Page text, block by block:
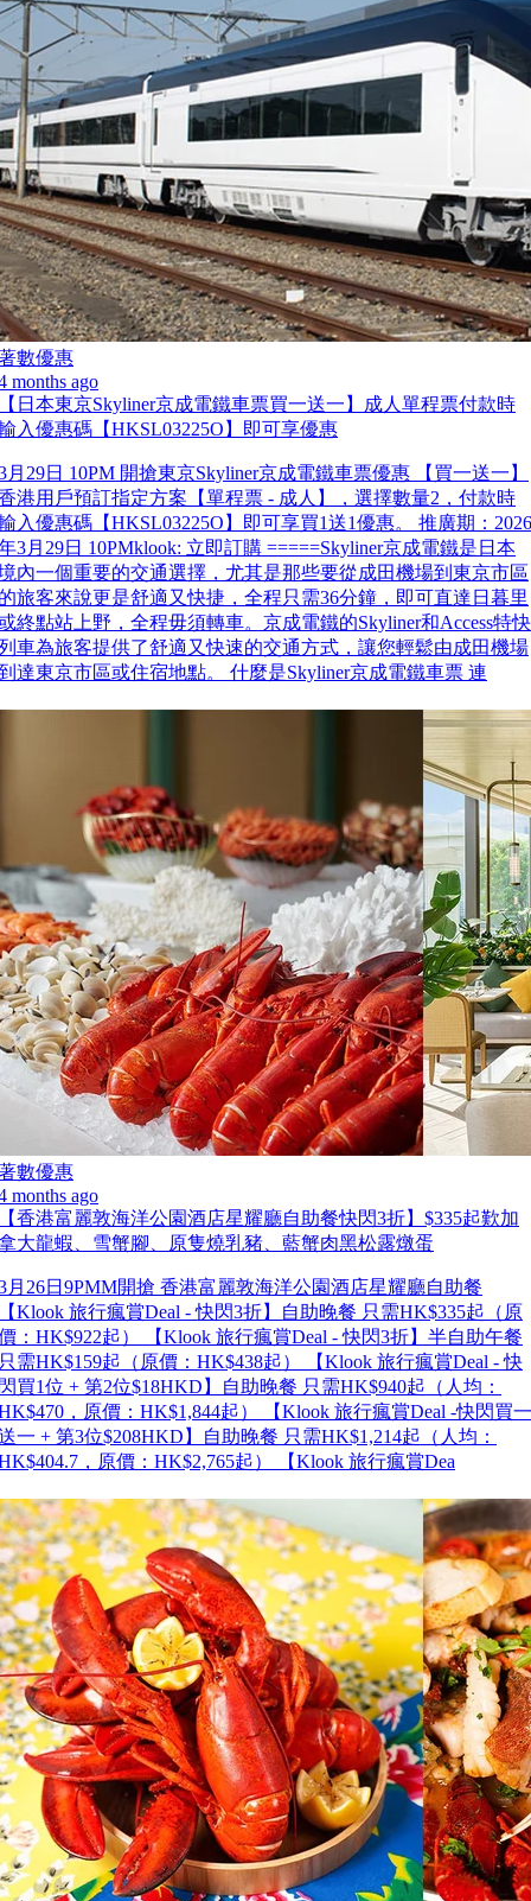
數優惠
months ago
日本東京Skyliner京成電鐵車票買一送一】成人單程票付款時
入優惠碼【HKSL03225O】即可享優惠
月29日 10PM 開搶東京Skyliner京成電鐵車票優惠 【買一送一】
港用戶預訂指定方案【單程票 - 成人】，選擇數量2，付款時
入優惠碼【HKSL03225O】即可享買1送1優惠。 推廣期：2026
3月29日 10PMklook: 立即訂購 =====Skyliner京成電鐵是日本
內一個重要的交通選擇，尤其是那些要從成田機場到東京市區
旅客來說更是舒適又快捷，全程只需36分鐘，即可直達日暮里
終點站上野，全程毋須轉車。京成電鐵的Skyliner和Access特快
車為旅客提供了舒適又快速的交通方式，讓您輕鬆由成田機場
達東京市區或住宿地點。 什麼是Skyliner京成電鐵車票 連
數優惠
months ago
香港富麗敦海洋公園酒店星耀廳自助餐快閃3折】$335起歎加
大龍蝦、雪蟹腳、原隻燒乳豬、藍蟹肉黑松露燉蛋
月26日9PMM開搶 香港富麗敦海洋公園酒店星耀廳自助餐
Klook 旅行瘋賞Deal - 快閃3折】自助晚餐 只需HK$335起（原
：HK$922起） 【Klook 旅行瘋賞Deal - 快閃3折】半自助午餐
需HK$159起（原價：HK$438起） 【Klook 旅行瘋賞Deal - 快
買1位 + 第2位$18HKD】自助晚餐 只需HK$940起（人均：
，原價：HK$1,844起） 【Klook 旅行瘋賞Deal -快閃買一
一 + 第3位$208HKD】自助晚餐 只需HK$1,214起（人均：
，原價：HK$2,765起） 【Klook 旅行瘋賞Dea